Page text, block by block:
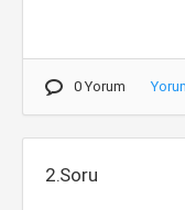
0 Yorum
2.Soru